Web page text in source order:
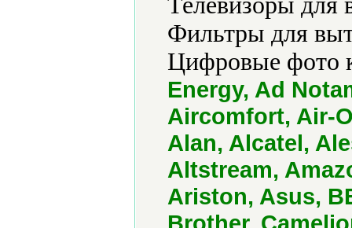
Фильтры для
Цифровые фото
Energy, Ad
Aircomfort, Air-
Alan, Alcatel,
Altstream,
Ariston, Asus,